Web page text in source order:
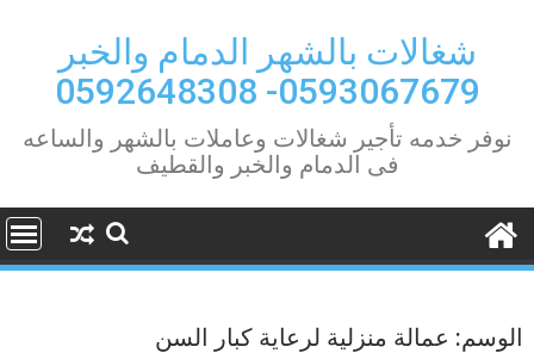
contentشغالات بالشهر الدمام والخبر
0593067679- 0592648308
نوفر خدمه تأجير شغالات وعاملات بالشهر والساعه
فى الدمام والخبر والقطيف
الوسم: عمالة منزلية لرعاية كبار السن